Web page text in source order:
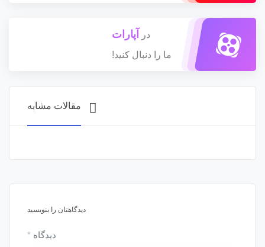
در آپارات
ما را دنبال کنید!
مقالات مشابه
دیدگاهتان را بنویسید
دیدگاه *